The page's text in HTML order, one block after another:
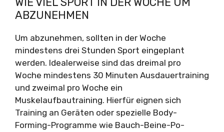
ABZUNEHMEN
Um abzunehmen, sollten in der Woche
mindestens drei Stunden Sport eingeplant
werden. Idealerweise sind das dreimal pro
Woche mindestens 30 Minuten Ausdauertraining
und zweimal pro Woche ein
Muskelaufbautraining. Hierfür eignen sich
Training an Geräten oder spezielle Body-
Forming-Programme wie Bauch-Beine-Po-